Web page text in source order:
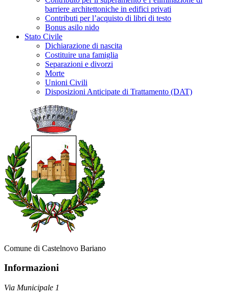
barriere architettoniche in edifici privati
Contributi per l’acquisto di libri di testo
Bonus asilo nido
Stato Civile
Dichiarazione di nascita
Costituire una famiglia
Separazioni e divorzi
Morte
Unioni Civili
Disposizioni Anticipate di Trattamento (DAT)
Comune di Castelnovo Bariano
Informazioni
Via Municipale 1